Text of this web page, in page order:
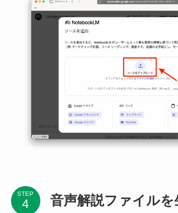
STEP 音声解説ファイルを